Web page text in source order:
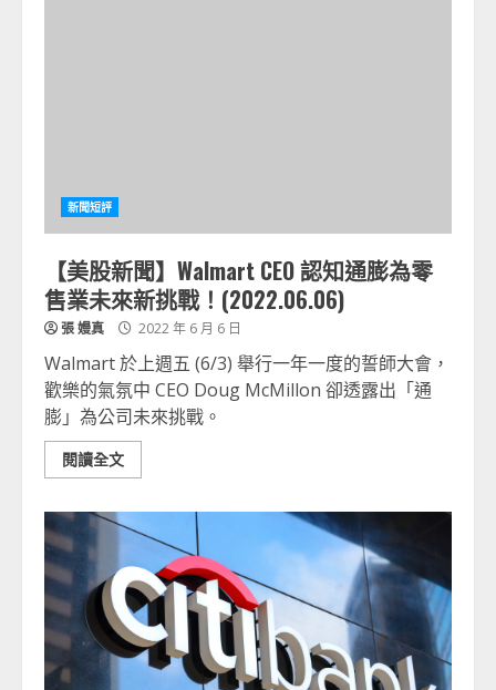
新聞短評
【美股新聞】Walmart CEO 認知通膨為零
售業未來新挑戰！(2022.06.06)
張 嫚真 2022 年 6 月 6 日
Walmart 於上週五 (6/3) 舉行一年一度的誓師大會，
歡樂的氣氛中 CEO Doug McMillon 卻透露出「通
膨」為公司未來挑戰。
閱讀全文